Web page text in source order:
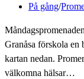
publicerat:
På gång/
Granåsa förskola
kartan nedan.
välkomna hälsar…